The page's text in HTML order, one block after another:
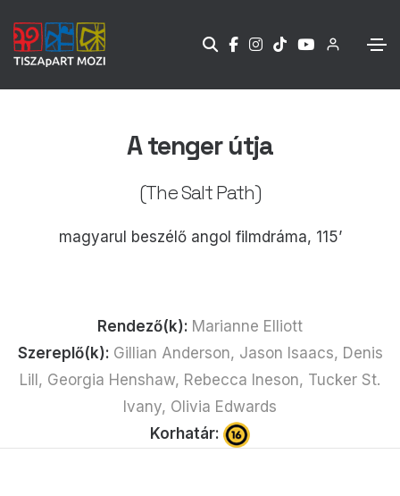
A tenger útja
(The Salt Path)
magyarul beszélő angol filmdráma, 115’
Rendező(k): Marianne Elliott
Szereplő(k): Gillian Anderson, Jason Isaacs, Denis
Lill, Georgia Henshaw, Rebecca Ineson, Tucker St.
Ivany, Olivia Edwards
Korhatár: